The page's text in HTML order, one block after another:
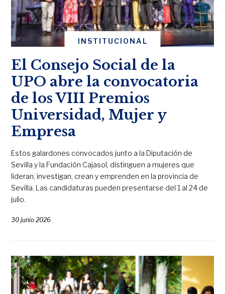
INSTITUCIONAL
El Consejo Social de la
UPO abre la convocatoria
de los VIII Premios
Universidad, Mujer y
Empresa
Estos galardones convocados junto a la Diputación de
Sevilla y la Fundación Cajasol, distinguen a mujeres que
lideran, investigan, crean y emprenden en la provincia de
Sevilla. Las candidaturas pueden presentarse del 1 al 24 de
julio.
30 junio 2026